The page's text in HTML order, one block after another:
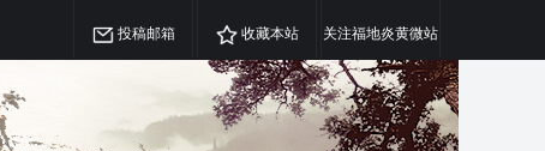
投稿邮箱 收藏本站 关注福地炎黄微站